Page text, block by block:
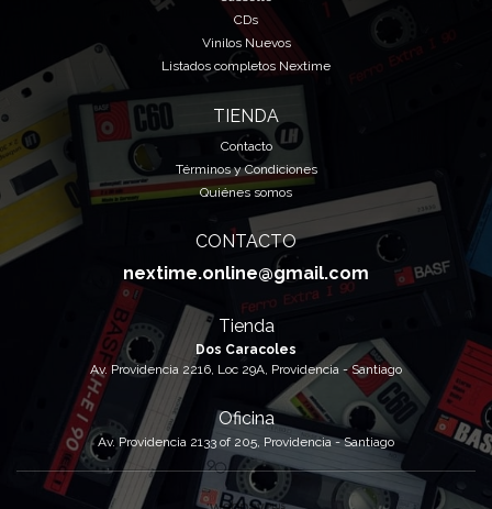
CDs
Vinilos Nuevos
Listados completos Nextime
TIENDA
Contacto
Términos y Condiciones
Quiénes somos
CONTACTO
nextime.online@gmail.com
Tienda
Dos Caracoles
Av. Providencia 2216, Loc 29A, Providencia - Santiago
Oficina
Av. Providencia 2133 of 205, Providencia - Santiago